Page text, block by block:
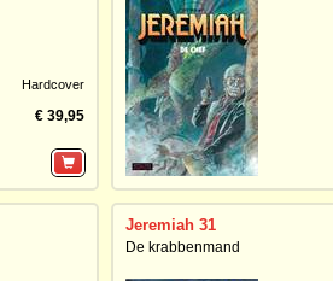
Hardcover
€ 39,95
Jeremiah 31
De krabbenmand